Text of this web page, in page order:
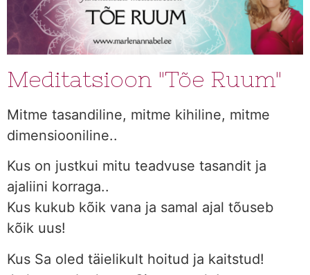
Meditatsioon "Tõe Ruum"
Mitme tasandiline, mitme kihiline, mitme
dimensiooniline..
Kus on justkui mitu teadvuse tasandit ja
ajaliini korraga..
Kus kukub kõik vana ja samal ajal tõuseb
kõik uus!
Kus Sa oled täielikult hoitud ja kaitstud!